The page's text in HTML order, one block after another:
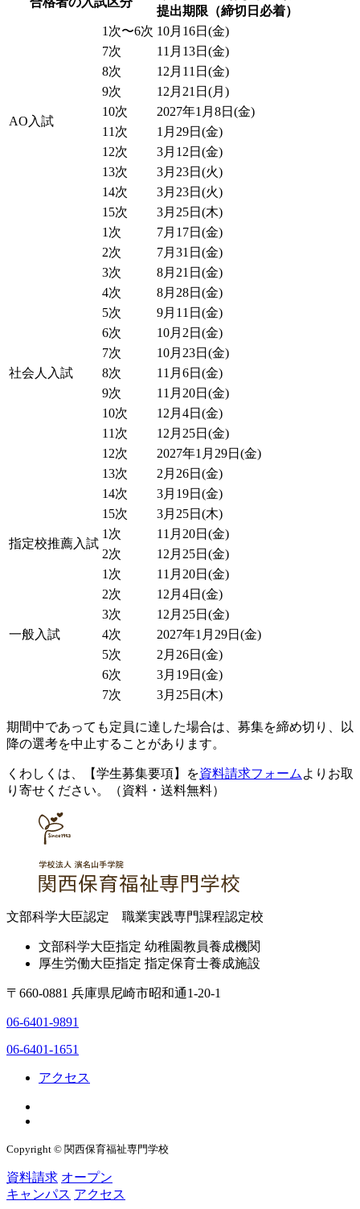
提出期限（締切日必着）
AO入試
1次〜6次 10月16日(金)
7次
11月13日(金)
8次
12月11日(金)
9次
12月21日(月)
10次
2027年1月8日(金)
11次
1月29日(金)
12次
3月12日(金)
13次
3月23日(火)
14次
3月23日(火)
15次
3月25日(木)
社会人入試
1次
7月17日(金)
2次
7月31日(金)
3次
8月21日(金)
4次
8月28日(金)
5次
9月11日(金)
6次
10月2日(金)
7次
10月23日(金)
8次
11月6日(金)
9次
11月20日(金)
10次
12月4日(金)
11次
12月25日(金)
12次
2027年1月29日(金)
13次
2月26日(金)
14次
3月19日(金)
15次
3月25日(木)
指定校推薦入試
1次
11月20日(金)
2次
12月25日(金)
一般入試
1次
11月20日(金)
2次
12月4日(金)
3次
12月25日(金)
4次
2027年1月29日(金)
5次
2月26日(金)
6次
3月19日(金)
7次
3月25日(木)
期間中であっても定員に達した場合は、募集を締め切り、以
降の選考を中止することがあります。
くわしくは、【学生募集要項】を資料請求フォームよりお取
り寄せください。（資料・送料無料）
文部科学大臣認定 職業実践専門課程認定校
文部科学大臣指定 幼稚園教員養成機関
厚生労働大臣指定 指定保育士養成施設
〒660-0881 兵庫県尼崎市昭和通1-20-1
06-6401-9891
06-6401-1651
アクセス
Copyright © 関西保育福祉専門学校
資料請求 オープン
キャンパス アクセス